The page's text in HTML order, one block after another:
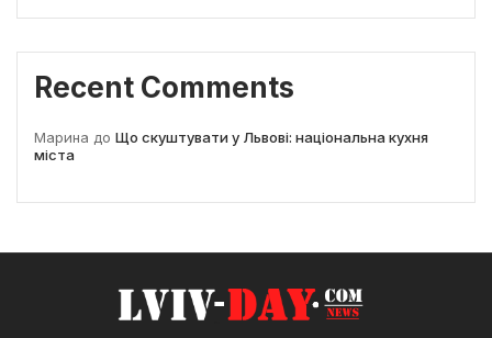
Recent Comments
Марина до Що скуштувати у Львові: національна кухня
міста